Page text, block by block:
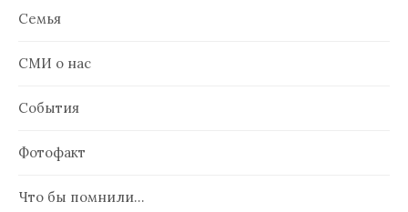
Семья
СМИ о нас
События
Фотофакт
Что бы помнили…